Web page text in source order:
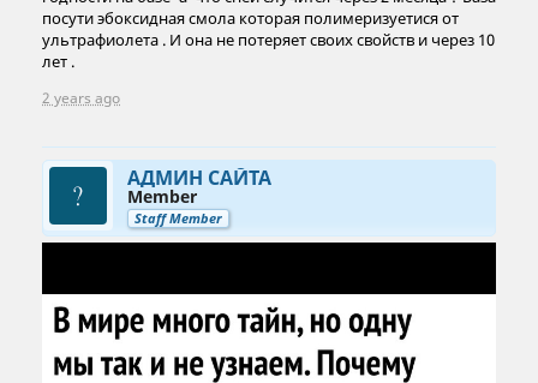
посути эбоксидная смола которая полимеризуетися от
ультрафиолета . И она не потеряет своих свойств и через 10
лет .
2 years ago
АДМИН САЙТА
Member
Staff Member